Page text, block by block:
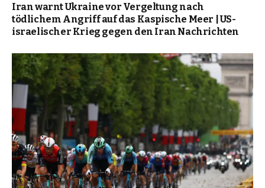
Iran warnt Ukraine vor Vergeltung nach
tödlichem Angriff auf das Kaspische Meer | US-
israelischer Krieg gegen den Iran Nachrichten